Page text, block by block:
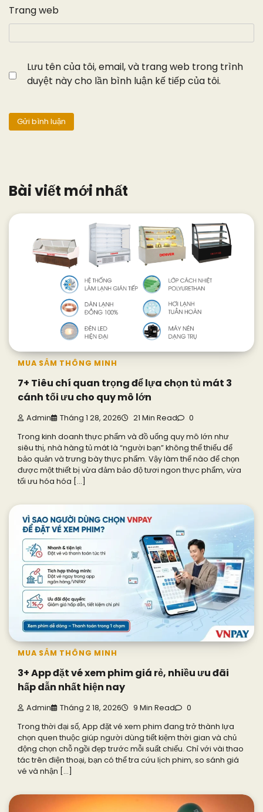
Trang web
Lưu tên của tôi, email, và trang web trong trình
duyệt này cho lần bình luận kế tiếp của tôi.
Bài viết mới nhất
MUA SẮM THÔNG MINH
7+ Tiêu chí quan trọng để lựa chọn tủ mát 3
cánh tối ưu cho quy mô lớn
Admin Tháng 1 28, 2026 21 Min Read 0
Trong kinh doanh thực phẩm và đồ uống quy mô lớn như
siêu thị, nhà hàng tủ mát là “người bạn” không thể thiếu để
bảo quản và trưng bày thực phẩm. Vậy làm thế nào để chọn
được một thiết bị vừa đảm bảo độ tươi ngon thực phẩm, vừa
tối ưu hóa hóa […]
MUA SẮM THÔNG MINH
3+ App đặt vé xem phim giá rẻ, nhiều ưu đãi
hấp dẫn nhất hiện nay
Admin Tháng 2 18, 2026 9 Min Read 0
Trong thời đại số, App đặt vé xem phim đang trở thành lựa
chọn quen thuộc giúp người dùng tiết kiệm thời gian và chủ
động chọn chỗ ngồi đẹp trước mỗi suất chiếu. Chỉ với vài thao
tác trên điện thoại, bạn có thể tra cứu lịch phim, so sánh giá
vé và nhận […]